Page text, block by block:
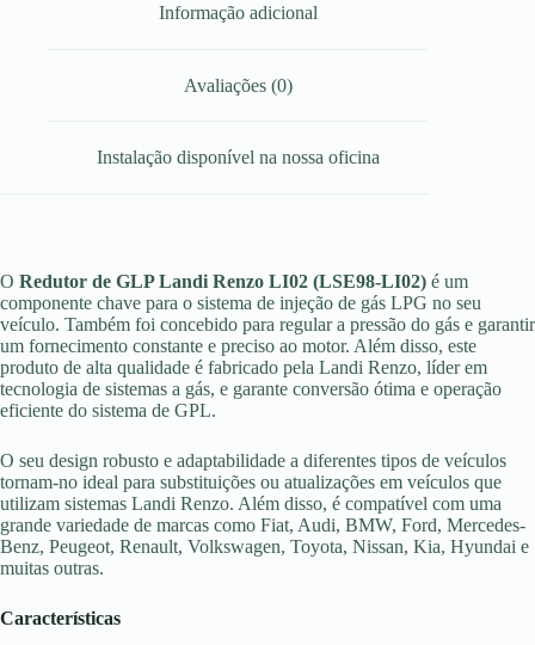
Informação adicional
Avaliações (0)
Instalação disponível na nossa oficina
O Redutor de GLP Landi Renzo LI02 (LSE98-LI02) é um
componente chave para o sistema de injeção de gás LPG no seu
veículo. Também foi concebido para regular a pressão do gás e garantir
um fornecimento constante e preciso ao motor. Além disso, este
produto de alta qualidade é fabricado pela Landi Renzo, líder em
tecnologia de sistemas a gás, e garante conversão ótima e operação
eficiente do sistema de GPL.
O seu design robusto e adaptabilidade a diferentes tipos de veículos
tornam-no ideal para substituições ou atualizações em veículos que
utilizam sistemas Landi Renzo. Além disso, é compatível com uma
grande variedade de marcas como Fiat, Audi, BMW, Ford, Mercedes-
Benz, Peugeot, Renault, Volkswagen, Toyota, Nissan, Kia, Hyundai e
muitas outras.
Características